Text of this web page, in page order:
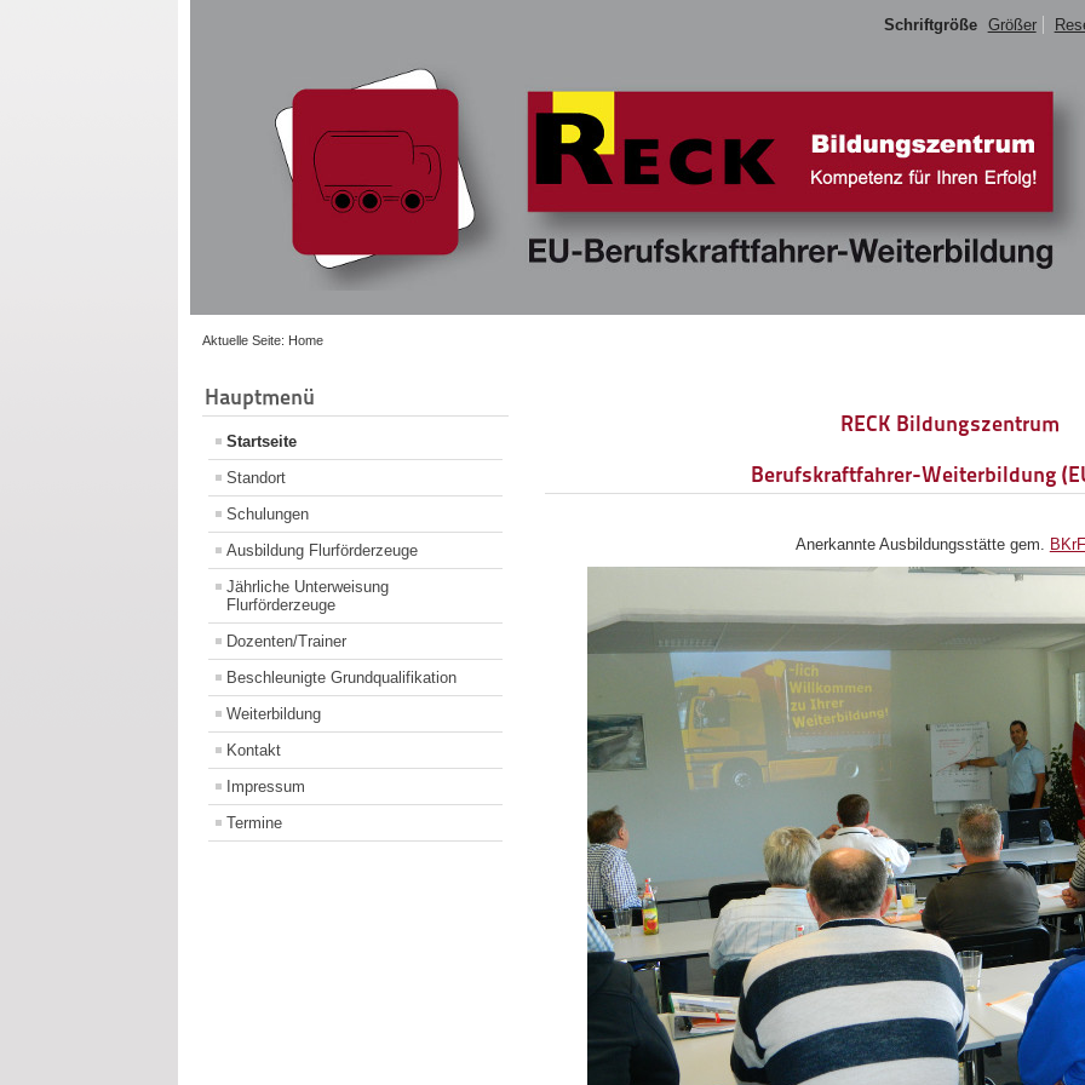
Schriftgröße Größer
Aktuelle Seite: Home
Hauptmenü
Startseite
Standort
Schulungen
Ausbildung Flurförderzeuge
Jährliche Unterweisung
Flurförderzeuge
Dozenten/Trainer
Beschleunigte Grundqualifikation
Weiterbildung
Kontakt
Impressum
Termine
RECK Bildungszentrum
Berufskraftfahrer-Weiterbildung
Anerkannte Ausbildungsstätte gem.